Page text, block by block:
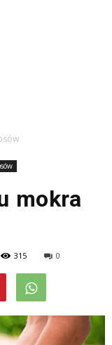
mokra
315 0